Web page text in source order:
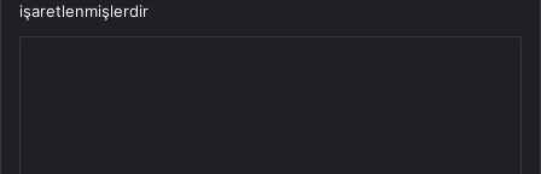
işaretlenmişlerdir